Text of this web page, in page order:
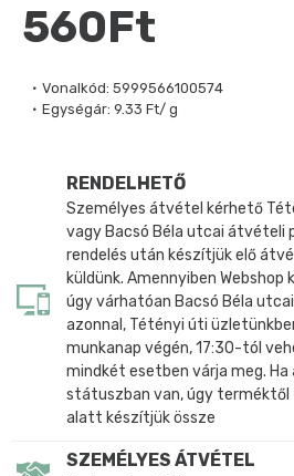
Vonalkód: 5999566100574
Egységár: 9.33 Ft/ g
560Ft
RENDELHETŐ
Személyes átvétel kérhető
vagy Bacsó Béla utcai átvételi
rendelés után készítjük elő
küldünk. Amennyiben
úgy várhatóan Bacsó Béla
azonnal, Tétényi úti
munkanap végén, 17:30-tól
mindkét esetben várja meg.
státuszban van, úgy terméktől
alatt készítjük össze
SZEMÉLYES ÁTVÉTEL